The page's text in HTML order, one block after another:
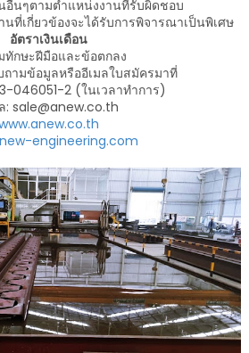
อื่นๆตามตำแหน่งงานที่รับผิดชอบ
ที่เกี่ยวข้องจะได้รับการพิจารณาเป็นพิเศษ
อัตราเงินเดือน
ทักษะฝีมือและข้อตกลง
ามข้อมูลหรืออีเมลใบสมัครมาที่
046051-2 (ในเวลาทำการ)
: sale@anew.co.th
engineering.com